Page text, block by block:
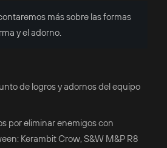
más sobre las formas
y el adorno.
de logros y adornos del equipo
por eliminar enemigos con
Kerambit Crow, S&W M&P R8